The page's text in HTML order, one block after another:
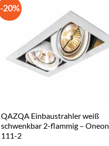
-20%
QAZQA Einbaustrahler weiß
schwenkbar 2-flammig – Oneon
111-2